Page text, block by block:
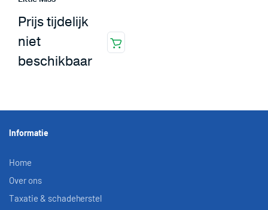
Prijs tijdelijk
niet
beschikbaar
Informatie
Home
Over ons
Taxatie & schadeherstel